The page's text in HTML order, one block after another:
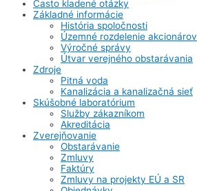
Často kladené otázky
Základné informácie
História spoločnosti
Územné rozdelenie akcionárov
Výročné správy
Útvar verejného obstarávania
Zdroje
Pitná voda
Kanalizácia a kanalizačná sieť
Skúšobné laboratórium
Služby zákazníkom
Akreditácia
Zverejňovanie
Obstarávanie
Zmluvy
Faktúry
Zmluvy na projekty EÚ a SR